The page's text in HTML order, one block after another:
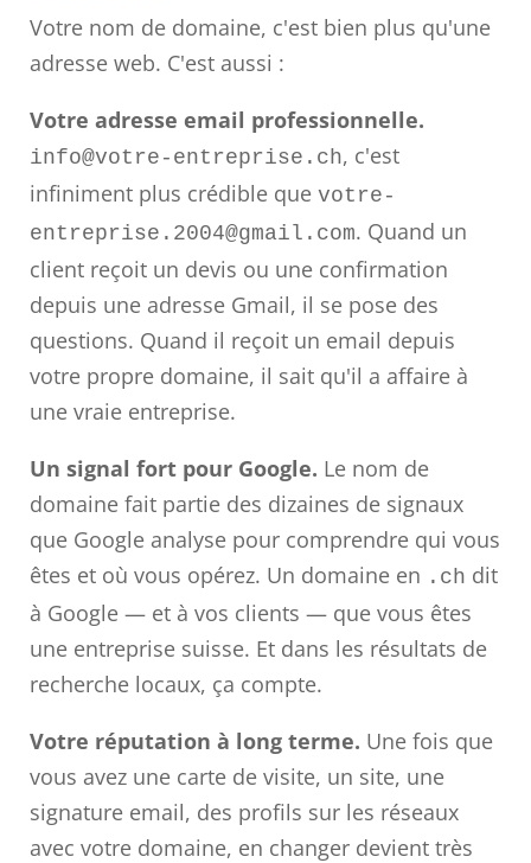
Votre nom de domaine, c'est bien plus qu'une
adresse web. C'est aussi :
Votre adresse email professionnelle.
info@votre-entreprise.ch, c'est
infiniment plus crédible que votre-
entreprise.2004@gmail.com. Quand un
client reçoit un devis ou une confirmation
depuis une adresse Gmail, il se pose des
questions. Quand il reçoit un email depuis
votre propre domaine, il sait qu'il a affaire à
une vraie entreprise.
Un signal fort pour Google. Le nom de
domaine fait partie des dizaines de signaux
que Google analyse pour comprendre qui vous
êtes et où vous opérez. Un domaine en .ch dit
à Google — et à vos clients — que vous êtes
une entreprise suisse. Et dans les résultats de
recherche locaux, ça compte.
Votre réputation à long terme. Une fois que
vous avez une carte de visite, un site, une
signature email, des profils sur les réseaux
avec votre domaine, en changer devient très